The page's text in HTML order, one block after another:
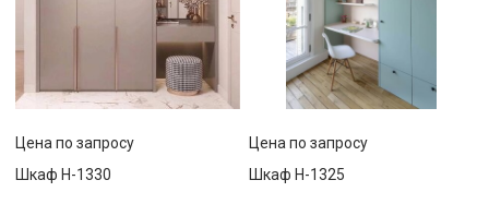
Цена по запросу
Шкаф Н-1330
Цена по запросу
Шкаф Н-1325